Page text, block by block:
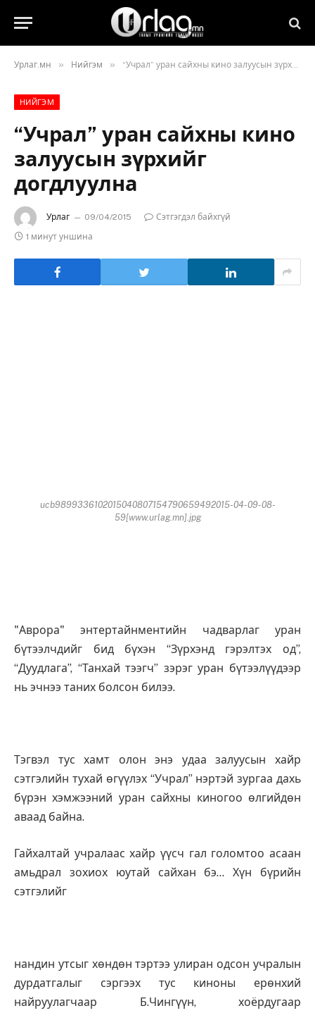
Урлаг.мн » Нийгэм » “Учрал” уран сайхны кино залуусын зүрхийг догдлуулна
НИЙГЭМ
“Учрал” уран сайхны кино
залуусын зүрхийг
догдлуулна
Урлаг 09/04/2015
Сэтгэгдэл байхгүй
1 минут уншина
ucb9899336102015040807154790659492015-04-09-08-
59[www.urlag.mn].jpg
"Аврора" энтертайнментийн чадварлаг уран
бүтээлчдийг бид бүхэн “Зүрхэнд гэрэлтэх од”,
“Дуудлага”, “Танхай тээгч” зэрэг уран бүтээлүүдээр
нь эчнээ таних болсон билээ.
Тэгвэл тус хамт олон энэ удаа залуусын хайр
сэтгэлийн тухай өгүүлэх “Учрал” нэртэй зургаа дахь
бүрэн хэмжээний уран сайхны киногоо өлгийдөн
аваад байна.
Гайхалтай учралаас хайр үүсч гал голомтоо асаан
амьдрал зохиох юутай сайхан бэ… Хүн бүрийн
сэтгэлийг
нандин утсыг хөндөн тэртээ улиран одсон учралын
дурдатгалыг сэргээх тус киноны ерөнхий
найруулагчаар Б.Чингүүн, хоёрдугаар